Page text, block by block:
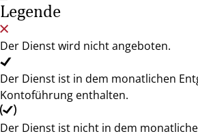
Legende
Der Dienst wird nicht angeboten.
Der Dienst ist in dem monatlichen
Kontoführung enthalten.
Der Dienst ist nicht in dem